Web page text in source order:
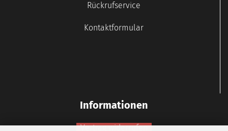
Rückrufservice
Kontaktformular
Informationen
Vertrag widerrufen